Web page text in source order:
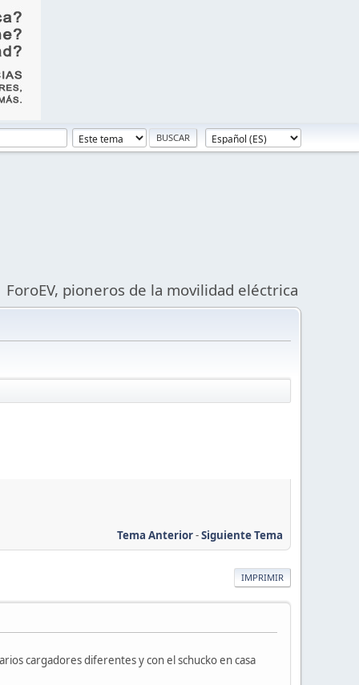
ForoEV, pioneros de la movilidad eléctrica
Tema Anterior-Siguiente Tema
IMPRIMIR
cargadores diferentes y con el schucko en casa